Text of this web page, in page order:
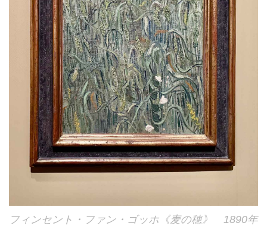
フィンセント・ファン・ゴッホ《麦の穂》 1890年